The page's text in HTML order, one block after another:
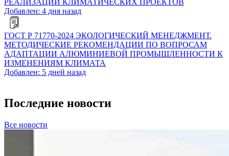
Добавлен: 4 дня назад
ГОСТ Р 71770-2024 ЭКОЛОГИЧЕСКИЙ МЕНЕДЖМЕНТ.
МЕТОДИЧЕСКИЕ РЕКОМЕНДАЦИИ ПО ВОПРОСАМ
АДАПТАЦИИ АЛЮМИНИЕВОЙ ПРОМЫШЛЕННОСТИ К
ИЗМЕНЕНИЯМ КЛИМАТА
Добавлен: 5 дней назад
Последние новости
Все новости